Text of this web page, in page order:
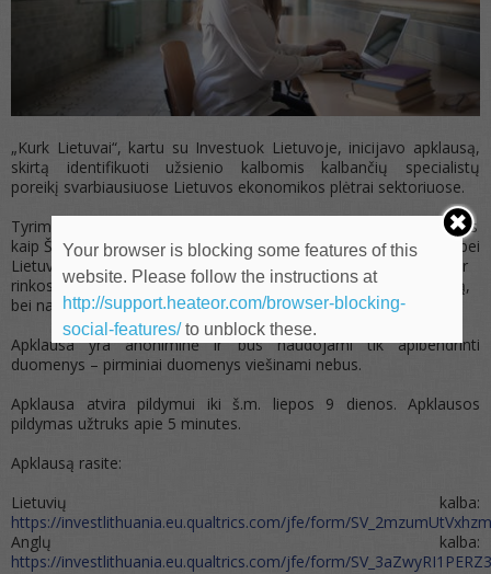
„Kurk Lietuvai“, kartu su Investuok Lietuvoje, inicijavo apklausą,
skirtą identifikuoti užsienio kalbomis kalbančių specialistų
poreikį svarbiausiuose Lietuvos ekonomikos plėtrai sektoriuose.
Tyrimo ataskaita bus pateikta atsakingoms institucijoms, tokioms
kaip Švietimo, mokslo ir sporto ministerija, Užimtumo Tarnyba bei
Lietuvos aukštosioms mokykloms, skatinant įrodymais grįstos ir
rinkos poreikius atitinkančios užsienio kalbų politikos formavimą,
bei naujų priemonių diegimą.
Apklausa yra anoniminė ir bus naudojami tik apibendrinti
duomenys – pirminiai duomenys viešinami nebus.
Apklausa atvira pildymui iki š.m. liepos 9 dienos. Apklausos
pildymas užtruks apie 5 minutes.
Apklausą rasite:
Lietuvių kalba:
https://investlithuania.eu.qualtrics.com/jfe/form/
Anglų kalba:
https://investlithuania.eu.qualtrics.com/jfe/form/
Your browser is blocking some features of this
website. Please follow the instructions at
http://support.heateor.com/browser-blocking-
social-features/to unblock these.